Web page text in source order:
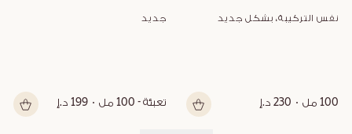
نفس التركيبة، بشكل جديد
100 مل 230 د.إ
جديد
تعبئة - 100 مل 199 د.إ